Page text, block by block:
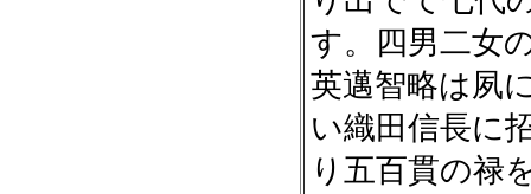
す。四男二女
英邁智略は夙
い織田信長に
り五百貫の禄